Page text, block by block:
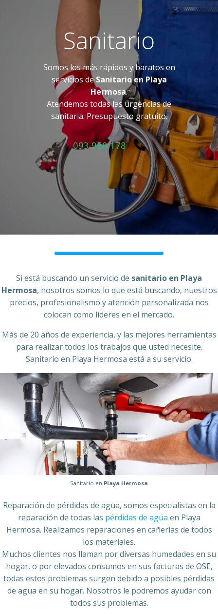
Sanitario
Somos los más rápidos y baratos en
servicios deSanitario en Playa
Hermosa.
Atendemos todas las urgencias de
sanitaria. Presupuesto gratuito.
093 950 178
Si está buscando un servicio de sanitario en Playa
Hermosa, nosotros somos lo que está buscando, nuestros
precios, profesionalismo y atención personalizada nos
colocan como líderes en el mercado.
Más de 20 años de experiencia, y las mejores herramientas
para realizar todos los trabajos que usted necesite.
Sanitario en Playa Hermosa está a su servicio.
Sanitario en Playa Hermosa
Reparación de pérdidas de agua, somos especialistas en la
reparación de todas las pérdidas de agua en Playa
Hermosa. Realizamos reparaciones en cañerías de todos
los materiales.
Muchos clientes nos llaman por diversas humedades en su
hogar, o por elevados consumos en sus facturas de OSE,
todas estos problemas surgen debido a posibles pérdidas
de agua en su hogar. Nosotros le podremos ayudar con
todos sus problemas.